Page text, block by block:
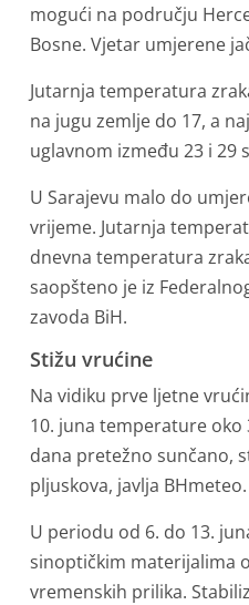
mogući na području
Bosne. Vjetar umjerene
Jutarnja temperatura
na jugu zemlje do 17, a
uglavnom između 23 i 29
U Sarajevu malo do
vrijeme. Jutarnja
dnevna temperatura
saopšteno je iz
zavoda BiH.
Stižu vrućine
Na vidiku prve ljetne
10. juna temperature oko
dana pretežno sunčano,
pljuskova, javlja BHmeteo.
U periodu od 6. do 13.
sinoptičkim materijalima
vremenskih prilika.